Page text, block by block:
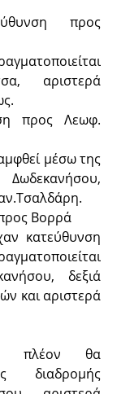
προς
αριστερά
προς Λεωφ.
μέσω της
Βορρά
κατεύθυνση
δεξιά
και αριστερά
πλέον θα
διαδρομής